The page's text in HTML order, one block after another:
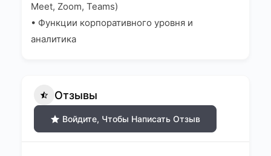
Meet, Zoom, Teams)
• Функции корпоративного уровня и
аналитика
Отзывы
Войдите, Чтобы Написать Отзыв